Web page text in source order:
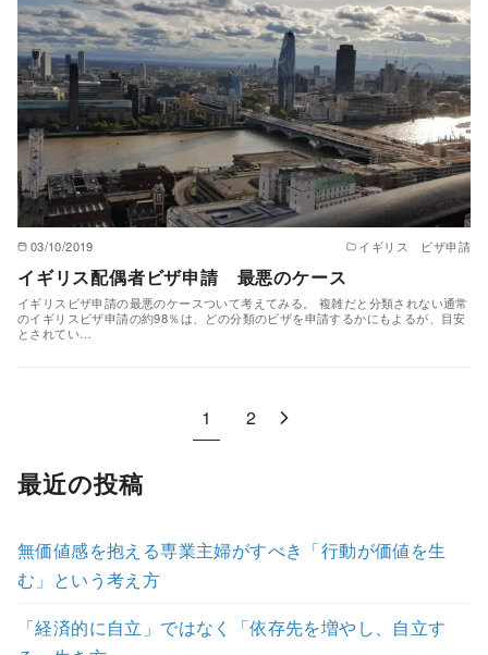
03/10/2019 イギリス ビザ申請
イギリス配偶者ビザ申請 最悪のケース
イギリスビザ申請の最悪のケースついて考えてみる。 複雑だと分類されない通常
のイギリスビザ申請の約98％は、どの分類のビザを申請するかにもよるが、目安
とされてい…
1 2
最近の投稿
無価値感を抱える専業主婦がすべき「行動が価値を生
む」という考え方
「経済的に自立」ではなく「依存先を増やし、自立す